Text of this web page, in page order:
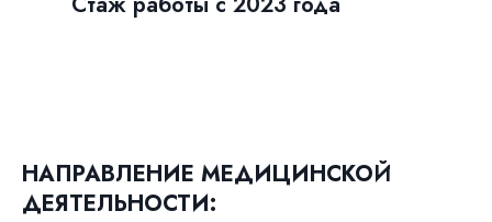
НАПРАВЛЕНИЕ МЕДИЦИНСКОЙ
ДЕЯТЕЛЬНОСТИ: